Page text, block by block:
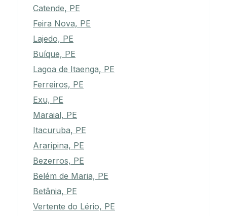
Catende, PE
Feira Nova, PE
Lajedo, PE
Buíque, PE
Lagoa de Itaenga, PE
Ferreiros, PE
Exu, PE
Maraial, PE
Itacuruba, PE
Araripina, PE
Bezerros, PE
Belém de Maria, PE
Betânia, PE
Vertente do Lério, PE